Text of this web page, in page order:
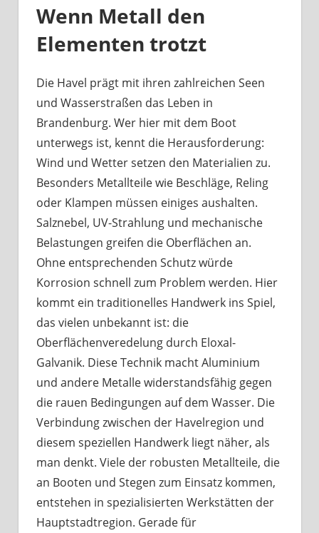
mit
tun?
Wenn Metall den
Elementen trotzt
Die Havel prägt mit ihren zahlreichen Seen
und Wasserstraßen das Leben in
Brandenburg. Wer hier mit dem Boot
unterwegs ist, kennt die Herausforderung:
Wind und Wetter setzen den Materialien zu.
Besonders Metallteile wie Beschläge, Reling
oder Klampen müssen einiges aushalten.
Salznebel, UV-Strahlung und mechanische
Belastungen greifen die Oberflächen an.
Ohne entsprechenden Schutz würde
Korrosion schnell zum Problem werden. Hier
kommt ein traditionelles Handwerk ins Spiel,
das vielen unbekannt ist: die
Oberflächenveredelung durch Eloxal-
Galvanik. Diese Technik macht Aluminium
und andere Metalle widerstandsfähig gegen
die rauen Bedingungen auf dem Wasser. Die
Verbindung zwischen der Havelregion und
diesem speziellen Handwerk liegt näher, als
man denkt. Viele der robusten Metallteile, die
an Booten und Stegen zum Einsatz kommen,
entstehen in spezialisierten Werkstätten der
Hauptstadtregion. Gerade für